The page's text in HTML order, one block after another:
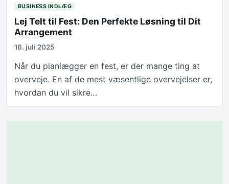
BUSINESS INDLÆG
Lej Telt til Fest: Den Perfekte Løsning til Dit
Arrangement
16. juli 2025
Når du planlægger en fest, er der mange ting at
overveje. En af de mest væsentlige overvejelser er,
hvordan du vil sikre…